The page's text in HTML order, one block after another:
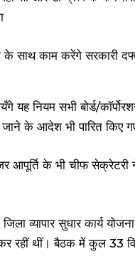
नियम सभी बोर्ड/
के आदेश भी पारित किए
आपूर्ति के भी चीफ
व्यापार सुधार कार्य
रहीं थीं। बैठक में कुल 33